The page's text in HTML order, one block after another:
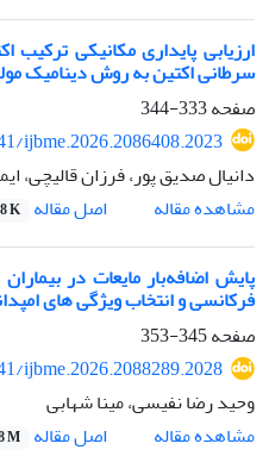
ارزیابی پایداری مکانیکی
سرطانی اکتین به روش دینامیک
صفحه333-344
ijbme.2026.2086408.2023
دانیال صدیق پور، فرزان قالیچی،
مشاهده مقاله
اصل مقاله K
پایش اضافه‌بار مایعات در
فرکانسی و انتخاب ویژگی های
صفحه345-353
ijbme.2026.2088289.2028
وحید رضا نفیسی، مینا شهابی
مشاهده مقاله
اصل مقاله M